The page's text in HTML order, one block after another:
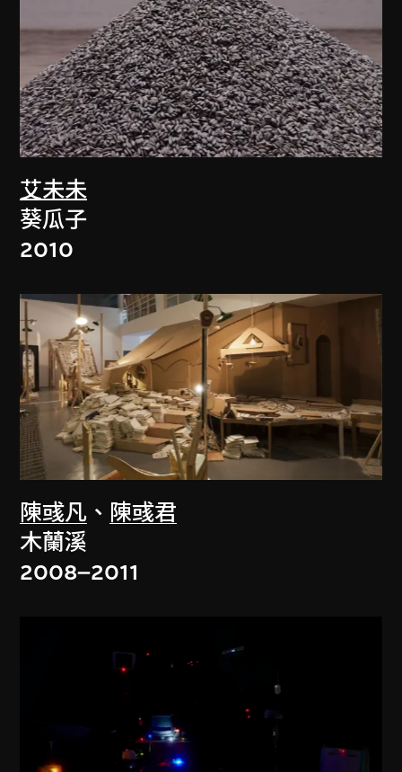
艾未未
葵瓜子
2010
陳彧凡 、 陳彧君
木蘭溪
2008–2011